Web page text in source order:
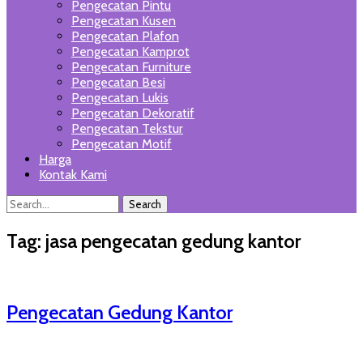
Pengecatan Pintu
Pengecatan Kusen
Pengecatan Plafon
Pengecatan Kamprot
Pengecatan Furniture
Pengecatan Besi
Pengecatan Lukis
Pengecatan Dekoratif
Pengecatan Tekstur
Pengecatan Motif
Harga
Kontak Kami
Search
Search
for:
Tag: jasa pengecatan gedung kantor
Pengecatan Gedung Kantor